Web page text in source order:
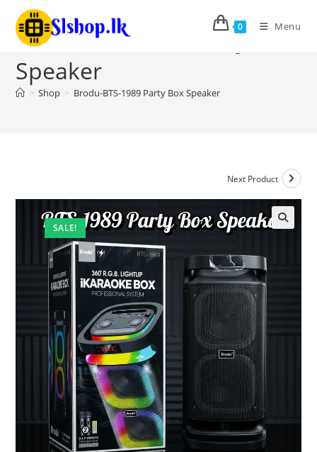
0 Menu
Brodu-BTS-1989 Party Box
Speaker
> Shop > Brodu-BTS-1989 Party Box Speaker
SALE!
Next Product